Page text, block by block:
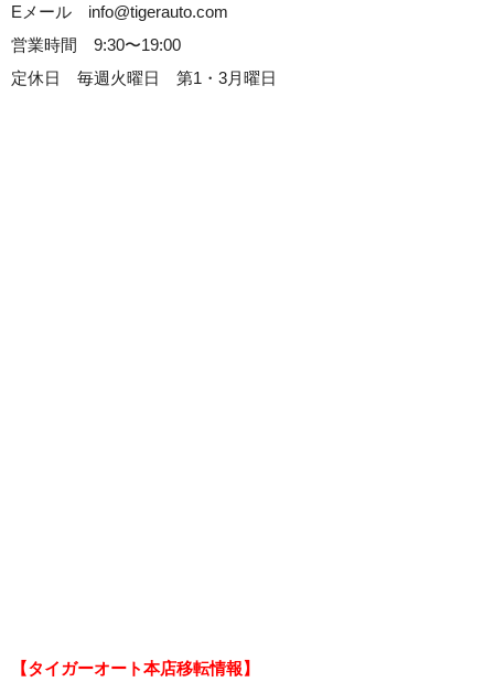
Eメール info@tigerauto.com
営業時間 9:30〜19:00
定休日 毎週火曜日 第1・3月曜日
【タイガーオート本店移転情報】